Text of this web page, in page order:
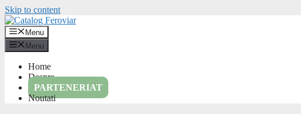
Skip to content
Menu
Menu
Home
Despre
PARTENERIAT
Noutati